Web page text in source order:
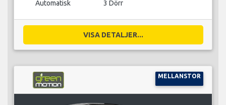
Automatisk 3 Dörr
VISA DETALJER...
MELLANSTOR